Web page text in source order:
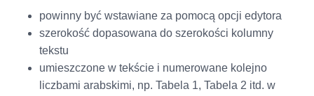
powinny być wstawiane za pomocą opcji edytora
szerokość dopasowana do szerokości kolumny
tekstu
umieszczone w tekście i numerowane kolejno
liczbami arabskimi, np. Tabela 1, Tabela 2 itd. w